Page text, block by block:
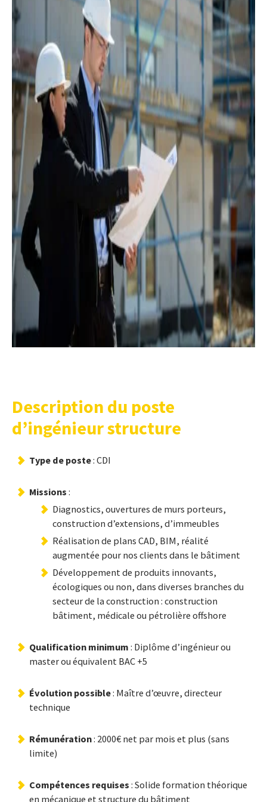
Description du poste
d’ingénieur structure
Type de poste: CDI
Missions :
Diagnostics, ouvertures de murs porteurs,
construction d’extensions, d’immeubles
Réalisation de plans CAD, BIM, réalité
augmentée pour nos clients dans le bâtiment
Développement de produits innovants,
écologiques ou non, dans diverses branches du
secteur de la construction : construction
bâtiment, médicale ou pétrolière offshore
Qualification minimum : Diplôme d’ingénieur ou
master ou équivalent BAC +5
Évolution possible: Maître d’œuvre, directeur
technique
Rémunération: 2000€ net par mois et plus (sans
limite)
Compétences requises : Solide formation théorique
en mécanique et structure du bâtiment